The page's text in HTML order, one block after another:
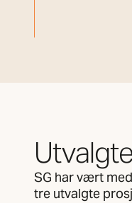
SG har vært
tre utvalgte